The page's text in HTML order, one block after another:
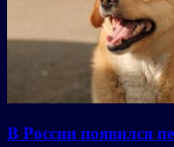
В России появился